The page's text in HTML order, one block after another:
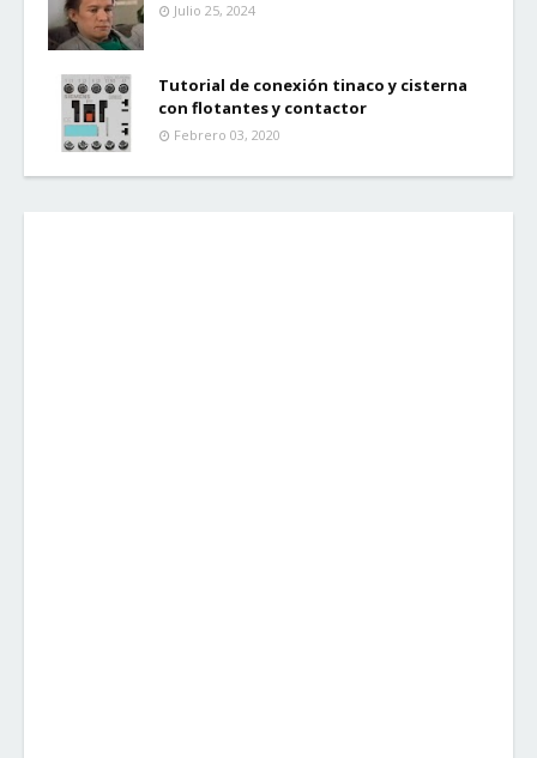
Julio 25, 2024
Tutorial de conexión tinaco y cisterna
con flotantes y contactor
Febrero 03, 2020